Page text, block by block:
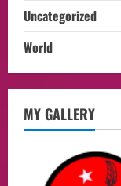
Uncategorized
World
MY GALLERY